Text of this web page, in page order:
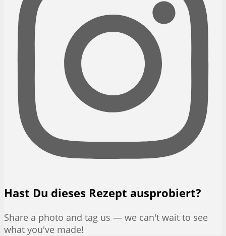
Hast Du dieses Rezept ausprobiert?
Share a photo and tag us — we can't wait to see
what you've made!